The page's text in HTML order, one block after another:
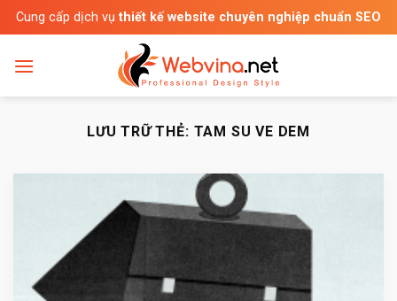
qua
dung
Cung cấp dịch vụ thiết kế website chuyên nghiệp chuẩn SEO
LƯU TRỮ THẺ: TAM SU VE DEM